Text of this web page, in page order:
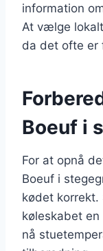
information
At vælge
da det ofte er
Boeuf i
For at opnå
Boeuf i
kødet
køleskabet
nå